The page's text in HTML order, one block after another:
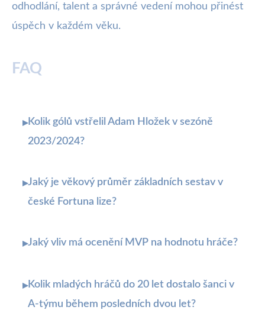
odhodlání, talent a správné vedení mohou přinést
úspěch v každém věku.
FAQ
▸Kolik gólů vstřelil Adam Hložek v sezóně
2023/2024?
▸Jaký je věkový průměr základních sestav v
české Fortuna lize?
▸Jaký vliv má ocenění MVP na hodnotu hráče?
▸Kolik mladých hráčů do 20 let dostalo šanci v
A-týmu během posledních dvou let?